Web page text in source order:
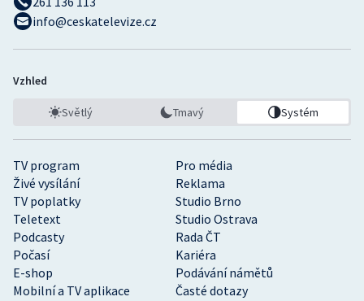
TV program
Pro média
Živé vysílání
Reklama
TV poplatky
Studio Brno
Teletext
Studio Ostrava
Podcasty
Rada ČT
Počasí
Kariéra
E-shop
Podávání námětů
Mobilní a TV aplikace
Časté dotazy
info@ceskatelevize.cz
Vzhled
Světlý Tmavý Systém